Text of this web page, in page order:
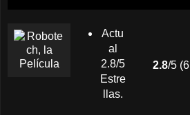
Actu
al
2.8/5
Estre
llas.
2.8/5